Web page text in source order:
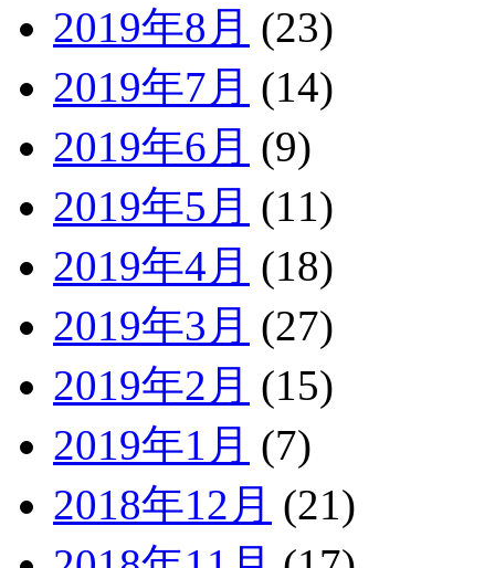
2019年8月 (23)
2019年7月 (14)
2019年6月 (9)
2019年5月 (11)
2019年4月 (18)
2019年3月 (27)
2019年2月 (15)
2019年1月 (7)
2018年12月 (21)